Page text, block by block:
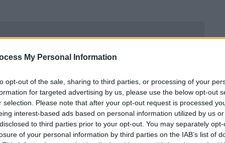
My Personal Information
opt-out of the sale, sharing to third parties, or processing of your
for targeted advertising by us, please use the below opt-out
selection. Please note that after your opt-out request is processed
interest-based ads based on personal information utilized by us
to third parties prior to your opt-out. You may separately
of your personal information by third parties on the IAB’s list of
χέρια ψηλά, κ. Μαρινάκη
Πολιτική Γραμματεία: Έχω